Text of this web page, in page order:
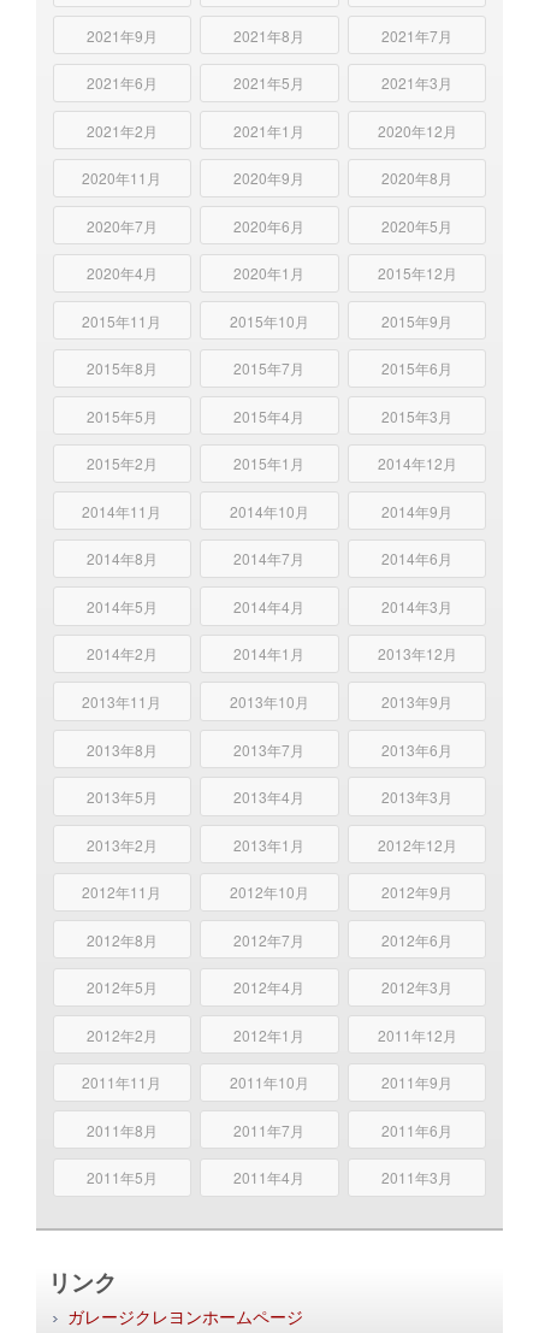
2021年9月 2021年8月 2021年7月
2021年6月 2021年5月 2021年3月
2021年2月 2021年1月 2020年12月
2020年11月 2020年9月 2020年8月
2020年7月 2020年6月 2020年5月
2020年4月 2020年1月 2015年12月
2015年11月 2015年10月 2015年9月
2015年8月 2015年7月 2015年6月
2015年5月 2015年4月 2015年3月
2015年2月 2015年1月 2014年12月
2014年11月 2014年10月 2014年9月
2014年8月 2014年7月 2014年6月
2014年5月 2014年4月 2014年3月
2014年2月 2014年1月 2013年12月
2013年11月 2013年10月 2013年9月
2013年8月 2013年7月 2013年6月
2013年5月 2013年4月 2013年3月
2013年2月 2013年1月 2012年12月
2012年11月 2012年10月 2012年9月
2012年8月 2012年7月 2012年6月
2012年5月 2012年4月 2012年3月
2012年2月 2012年1月 2011年12月
2011年11月 2011年10月 2011年9月
2011年8月 2011年7月 2011年6月
2011年5月 2011年4月 2011年3月
リンク
ガレージクレヨンホームページ